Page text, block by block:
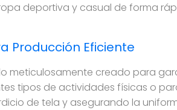
deportiva y casual de forma
Producción Eficiente
meticulosamente creado para
tipos de actividades físicas o
de tela y asegurando la